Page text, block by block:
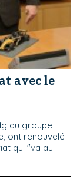
avec le
du groupe
ont renouvelé
qui "va au-